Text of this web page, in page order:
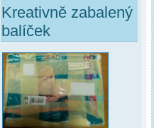
Kreativně zabalený
balíček